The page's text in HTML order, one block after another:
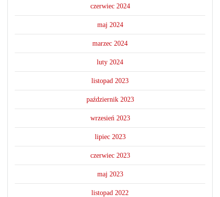
czerwiec 2024
maj 2024
marzec 2024
luty 2024
listopad 2023
październik 2023
wrzesień 2023
lipiec 2023
czerwiec 2023
maj 2023
listopad 2022